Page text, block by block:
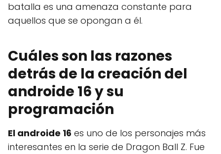
batalla es una amenaza constante para
aquellos que se opongan a él.
Cuáles son las razones
detrás de la creación del
androide 16 y su
programación
El androide 16 es uno de los personajes más
interesantes en la serie de Dragon Ball Z. Fue